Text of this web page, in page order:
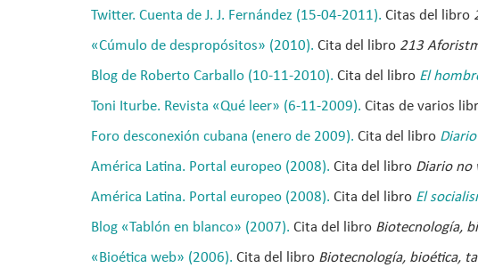
Twitter. Cuenta de J. J. Fernández (15-04-2011). Citas del libro
«Cúmulo de despropósitos» (2010). Cita del libro 213
Blog de Roberto Carballo (10-11-2010). Cita del libro El
Toni Iturbe. Revista «Qué leer» (6-11-2009). Citas de varios
Foro desconexión cubana (enero de 2009). Cita del libro
América Latina. Portal europeo (2008). Cita del libro Diario no
América Latina. Portal europeo (2008). Cita del libro El
Blog «Tablón en blanco» (2007). Cita del libro Biotecnología,
«Bioética web» (2006). Cita del libro Biotecnología, bioética,